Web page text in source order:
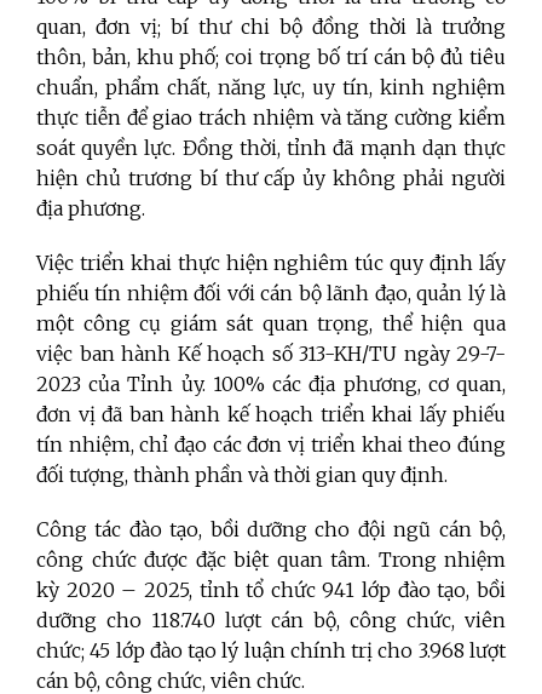
quan, đơn vị; bí thư chi bộ đồng thời là trưởng
thôn, bản, khu phố; coi trọng bố trí cán bộ đủ tiêu
chuẩn, phẩm chất, năng lực, uy tín, kinh nghiệm
thực tiễn để giao trách nhiệm và tăng cường kiểm
soát quyền lực. Đồng thời, tỉnh đã mạnh dạn thực
hiện chủ trương bí thư cấp ủy không phải người
địa phương.
Việc triển khai thực hiện nghiêm túc quy định lấy
phiếu tín nhiệm đối với cán bộ lãnh đạo, quản lý là
một công cụ giám sát quan trọng, thể hiện qua
việc ban hành Kế hoạch số 313-KH/TU ngày 29-7-
2023 của Tỉnh ủy. 100% các địa phương, cơ quan,
đơn vị đã ban hành kế hoạch triển khai lấy phiếu
tín nhiệm, chỉ đạo các đơn vị triển khai theo đúng
đối tượng, thành phần và thời gian quy định.
Công tác đào tạo, bồi dưỡng cho đội ngũ cán bộ,
công chức được đặc biệt quan tâm. Trong nhiệm
kỳ 2020 – 2025, tỉnh tổ chức 941 lớp đào tạo, bồi
dưỡng cho 118.740 lượt cán bộ, công chức, viên
chức; 45 lớp đào tạo lý luận chính trị cho 3.968 lượt
cán bộ, công chức, viên chức.